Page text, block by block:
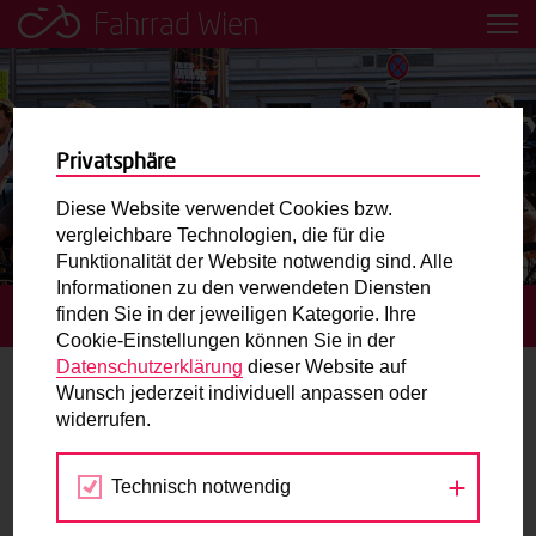
Fahrrad Wien
Leih dir einfach ein Transportfahrrad in deiner Nähe aus!
Mobilitätsbildung für Kinder und
Jugendliche
Radweg-Projektkarte
Routenplaner
Mit dem Fahrrad in Wien unterwegs? Hier finden Sie die
beste Route.
Wunschbox
Sie haben ein Anliegen zum Radverkehr? Schreiben Sie
STARTSEITE TERMINE
Radfahrtrainings
Sep Okt Nov
Privatsphäre
Diese Website verwendet Cookies bzw.
vergleichbare Technologien, die für die
Funktionalität der Website notwendig sind. Alle
Informationen zu den verwendeten Diensten
finden Sie in der jeweiligen Kategorie. Ihre
Cookie-Einstellungen können Sie in der
Datenschutzerklärung dieser Website auf
Wunsch jederzeit individuell anpassen oder
widerrufen.
Technisch notwendig